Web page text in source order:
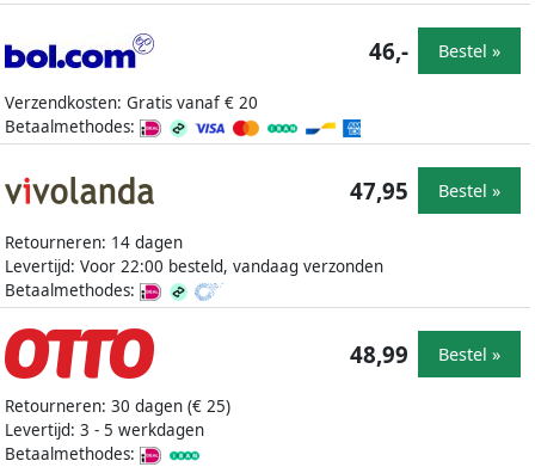
Verzendkosten: Gratis vanaf € 20
Betaalmethodes:
46,- Bestel »
Retourneren: 14 dagen
Levertijd: Voor 22:00 besteld, vandaag verzonden
Betaalmethodes:
47,95 Bestel »
Retourneren: 30 dagen (€ 25)
Levertijd: 3 - 5 werkdagen
Betaalmethodes:
48,99 Bestel »